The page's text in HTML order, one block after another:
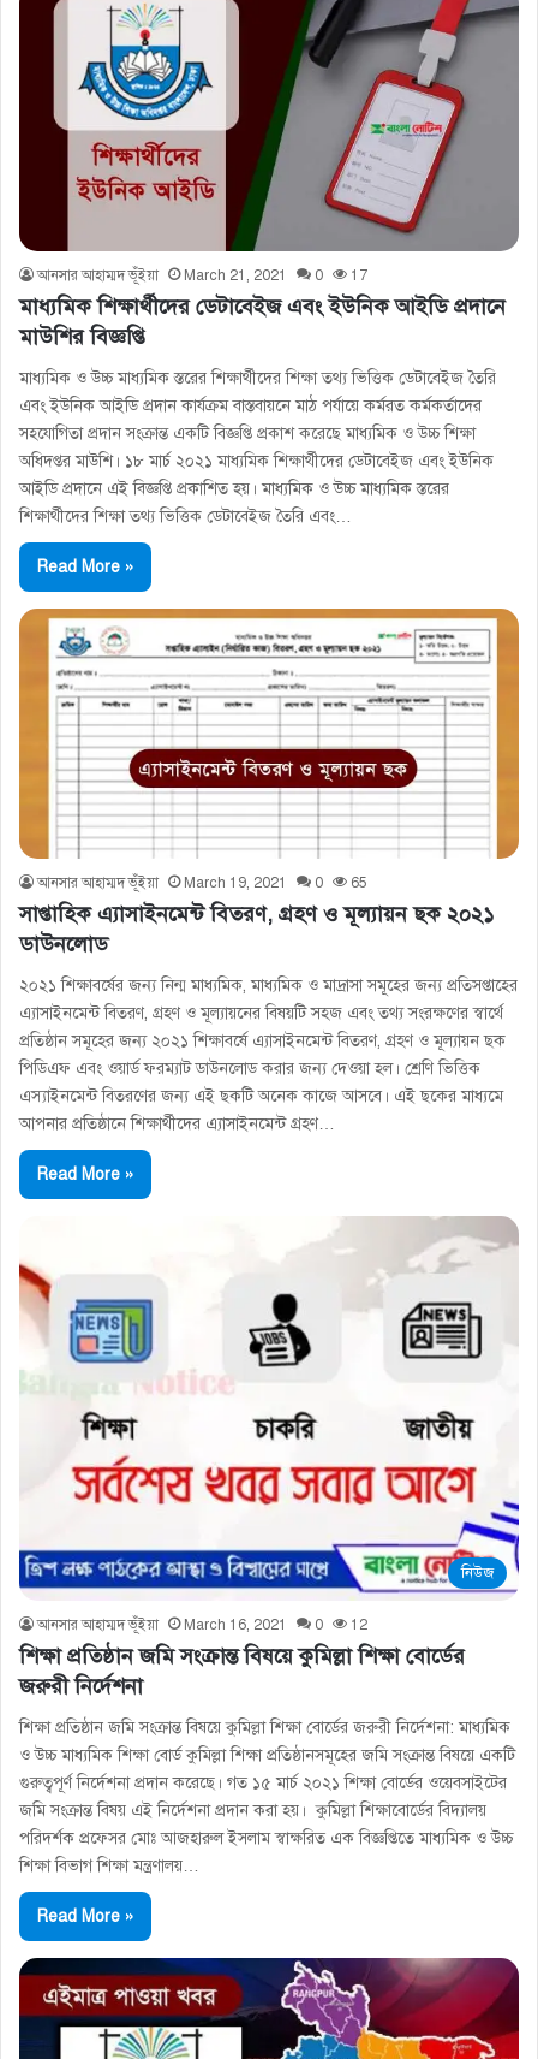
আনসার আহাম্মদ ভূঁইয়া March 21, 2021 0 17
মাধ্যমিক শিক্ষার্থীদের ডেটাবেইজ এবং ইউনিক আইডি প্রদানে
মাউশির বিজ্ঞপ্তি
মাধ্যমিক ও উচ্চ মাধ্যমিক স্তরের শিক্ষার্থীদের শিক্ষা তথ্য ভিত্তিক ডেটাবেইজ তৈরি
এবং ইউনিক আইডি প্রদান কার্যক্রম বাস্তবায়নে মাঠ পর্যায়ে কর্মরত কর্মকর্তাদের
সহযোগিতা প্রদান সংক্রান্ত একটি বিজ্ঞপ্তি প্রকাশ করেছে মাধ্যমিক ও উচ্চ শিক্ষা
অধিদপ্তর মাউশি। ১৮ মার্চ ২০২১ মাধ্যমিক শিক্ষার্থীদের ডেটাবেইজ এবং ইউনিক
আইডি প্রদানে এই বিজ্ঞপ্তি প্রকাশিত হয়। মাধ্যমিক ও উচ্চ মাধ্যমিক স্তরের
শিক্ষার্থীদের শিক্ষা তথ্য ভিত্তিক ডেটাবেইজ তৈরি এবং…
Read More »
আনসার আহাম্মদ ভূঁইয়া March 19, 2021 0 65
সাপ্তাহিক এ্যাসাইনমেন্ট বিতরণ, গ্রহণ ও মূল্যায়ন ছক ২০২১
ডাউনলোড
২০২১ শিক্ষাবর্ষের জন্য নিন্ম মাধ্যমিক, মাধ্যমিক ও মাদ্রাসা সমূহের জন্য প্রতিসপ্তাহের
এ্যাসাইনমেন্ট বিতরণ, গ্রহণ ও মূল্যায়নের বিষয়টি সহজ এবং তথ্য সংরক্ষণের স্বার্থে
প্রতিষ্ঠান সমূহের জন্য ২০২১ শিক্ষাবর্ষে এ্যাসাইনমেন্ট বিতরণ, গ্রহণ ও মূল্যায়ন ছক
পিডিএফ এবং ওয়ার্ড ফরম্যাট ডাউনলোড করার জন্য দেওয়া হল। শ্রেণি ভিত্তিক
এস্যাইনমেন্ট বিতরণের জন্য এই ছকটি অনেক কাজে আসবে। এই ছকের মাধ্যমে
আপনার প্রতিষ্ঠানে শিক্ষার্থীদের এ্যাসাইনমেন্ট গ্রহণ…
Read More »
নিউজ
আনসার আহাম্মদ ভূঁইয়া March 16, 2021 0 12
শিক্ষা প্রতিষ্ঠান জমি সংক্রান্ত বিষয়ে কুমিল্লা শিক্ষা বোর্ডের
জরুরী নির্দেশনা
শিক্ষা প্রতিষ্ঠান জমি সংক্রান্ত বিষয়ে কুমিল্লা শিক্ষা বোর্ডের জরুরী নির্দেশনা: মাধ্যমিক
ও উচ্চ মাধ্যমিক শিক্ষা বোর্ড কুমিল্লা শিক্ষা প্রতিষ্ঠানসমূহের জমি সংক্রান্ত বিষয়ে একটি
গুরুত্বপূর্ণ নির্দেশনা প্রদান করেছে। গত ১৫ মার্চ ২০২১ শিক্ষা বোর্ডের ওয়েবসাইটের
জমি সংক্রান্ত বিষয় এই নির্দেশনা প্রদান করা হয়। কুমিল্লা শিক্ষাবোর্ডের বিদ্যালয়
পরিদর্শক প্রফেসর মোঃ আজহারুল ইসলাম স্বাক্ষরিত এক বিজ্ঞপ্তিতে মাধ্যমিক ও উচ্চ
শিক্ষা বিভাগ শিক্ষা মন্ত্রণালয়…
Read More »